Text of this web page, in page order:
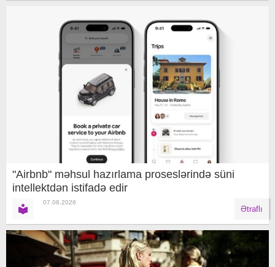
"Airbnb" məhsul hazırlama proseslərində süni
intellektdən istifadə edir
07.08.2026
Ətraflı